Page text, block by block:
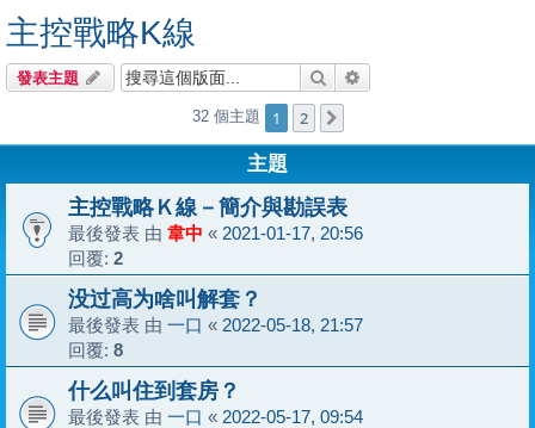
主控戰略K線
發表主題 搜尋
32 個主題 1 2
主題
主控戰略Ｋ線－簡介與勘誤表
最後發表 由 韋中 « 2021-01-17, 20:56
回覆: 2
没过高为啥叫解套？
最後發表 由 一口 « 2022-05-18, 21:57
回覆: 8
什么叫住到套房？
最後發表 由 一口 « 2022-05-17, 09:54